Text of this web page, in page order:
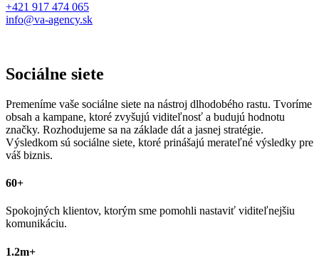
+421 917 474 065
info@va-agency.sk
Sociálne siete
Premeníme vaše sociálne siete na nástroj dlhodobého rastu. Tvoríme
obsah a kampane, ktoré zvyšujú viditeľnosť a budujú hodnotu
značky. Rozhodujeme sa na základe dát a jasnej stratégie.
Výsledkom sú sociálne siete, ktoré prinášajú merateľné výsledky pre
váš biznis.
60+
Spokojných klientov, ktorým sme pomohli nastaviť viditeľnejšiu
komunikáciu.
1.2m+